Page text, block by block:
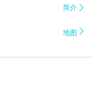
简介 
地图 